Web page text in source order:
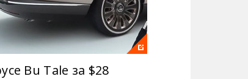
Bu Tale за $28